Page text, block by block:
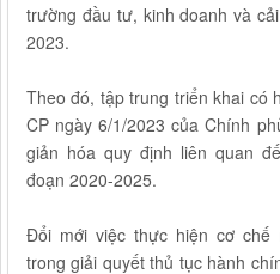
trường đầu tư, kinh doanh và
2023.
Theo đó, tập trung triển khai có
CP ngày 6/1/2023 của Chính
giản hóa quy định liên quan
đoạn 2020-2025.
Đổi mới việc thực hiện cơ chế
trong giải quyết thủ tục hành